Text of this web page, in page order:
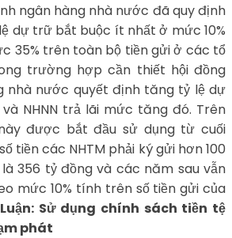
ngân hàng nhà nước đã quy định
dự trữ bắt buộc ít nhất ở mức 10%
35% trên toàn bộ tiền gửi ở các tổ
trường hợp cần thiết hội đồng
nhà nước quyết định tăng tỷ lệ dự
NHNN trả lãi mức tăng đó. Trên
được bắt đầu sử dụng từ cuối
tiền các NHTM phải ký gửi hơn 100
là 356 tỷ đồng và các năm sau vẫn
mức 10% tính trên số tiền gửi của
Sử dụng chính sách tiền tệ
phát